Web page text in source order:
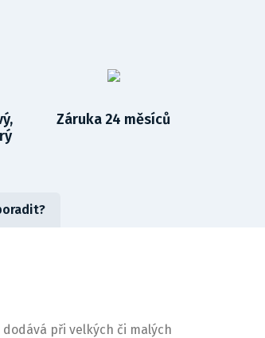
Záruka 24 měsíců
při velkých či malých